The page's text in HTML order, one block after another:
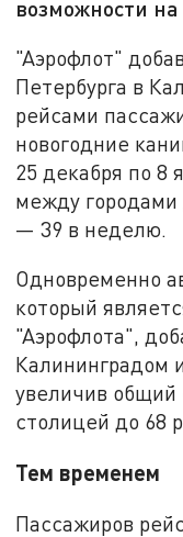
возможности
"Аэрофлот"
Петербурга в
рейсами
новогодние
25 декабря по 8
между городами
— 39 в неделю.
Одновременно
который
"Аэрофлота",
Калининградом
увеличив общий
столицей до 68
Тем временем
Пассажиров